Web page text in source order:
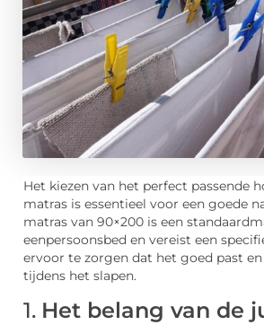
Het kiezen van het perfect passende
matras is essentieel voor een goede
matras van 90×200 is een
eenpersoonsbed en vereist een
ervoor te zorgen dat het goed past
tijdens het slapen.
1. Het belang van de